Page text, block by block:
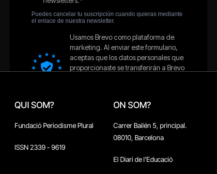
QUI SOM?
Fundació Periodisme Plural
ISSN 2339 - 9619
ON SOM?
Carrer Bailén 5, principal.
08010, Barcelona
El Diari de l'Educació